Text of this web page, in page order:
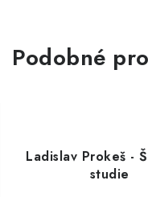
Podobné
Ladislav Prokeš -
studie